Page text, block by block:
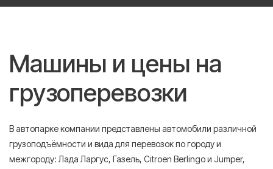
Машины и цены на
грузоперевозки
В автопарке компании представлены автомобили различной
грузоподъёмности и вида для перевозок по городу и
межгороду: Лада Ларгус, Газель, Citroen Berlingo и Jumper,